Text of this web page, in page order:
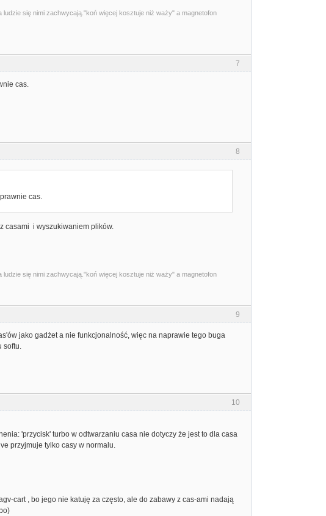
się nimi zachwycają."koń więcej kosztuje niż waży" a magnetofon
7
cas.
8
cas.
casami i wyszukiwaniem plików.
się nimi zachwycają."koń więcej kosztuje niż waży" a magnetofon
9
jako gadżet a nie funkcjonalność, więc na naprawie tego buga
softu.
10
'przycisk' turbo w odtwarzaniu casa nie dotyczy że jest to dla casa
przyjmuje tylko casy w normalu.
cart , bo jego nie katuję za często, ale do zabawy z cas-ami nadają